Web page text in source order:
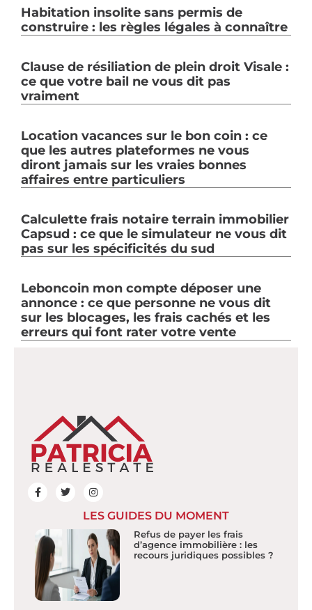
Habitation insolite sans permis de
construire : les règles légales à connaître
Clause de résiliation de plein droit Visale :
ce que votre bail ne vous dit pas
vraiment
Location vacances sur le bon coin : ce
que les autres plateformes ne vous
diront jamais sur les vraies bonnes
affaires entre particuliers
Calculette frais notaire terrain immobilier
Capsud : ce que le simulateur ne vous dit
pas sur les spécificités du sud
Leboncoin mon compte déposer une
annonce : ce que personne ne vous dit
sur les blocages, les frais cachés et les
erreurs qui font rater votre vente
LES GUIDES DU MOMENT
Refus de payer les frais
d’agence immobilière : les
recours juridiques possibles ?